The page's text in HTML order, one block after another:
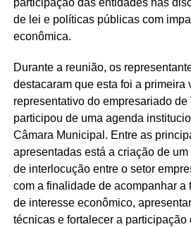
participação das entidades nas
de lei e políticas públicas com
econômica.
Durante a reunião, os
destacaram que esta foi a primeira
representativo do empresariado de
participou de uma agenda
Câmara Municipal. Entre as
apresentadas está a criação de
de interlocução entre o setor
com a finalidade de acompanhar a
de interesse econômico,
técnicas e fortalecer a participação